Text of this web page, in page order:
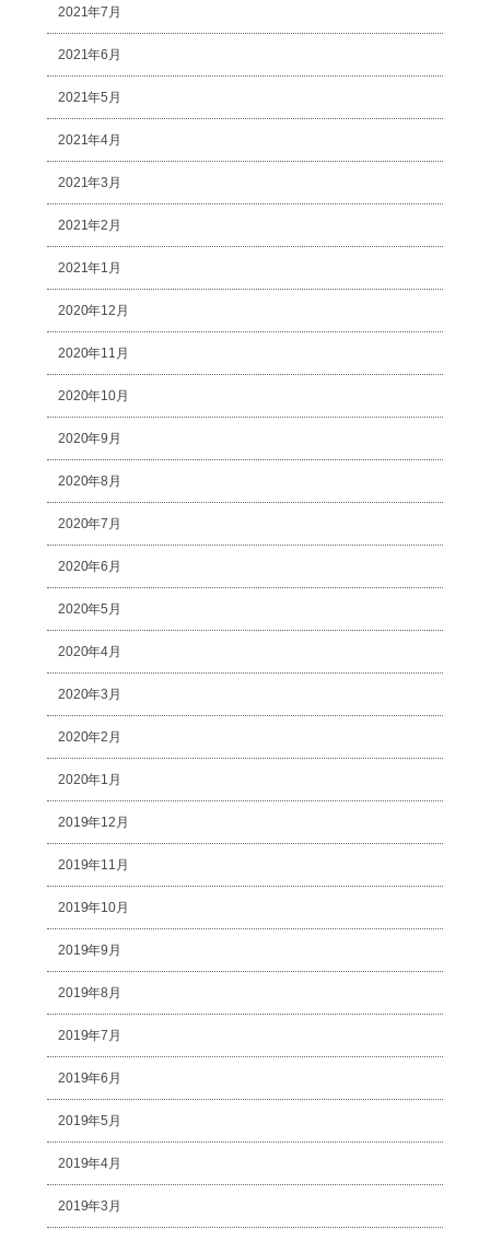
2021年7月
2021年6月
2021年5月
2021年4月
2021年3月
2021年2月
2021年1月
2020年12月
2020年11月
2020年10月
2020年9月
2020年8月
2020年7月
2020年6月
2020年5月
2020年4月
2020年3月
2020年2月
2020年1月
2019年12月
2019年11月
2019年10月
2019年9月
2019年8月
2019年7月
2019年6月
2019年5月
2019年4月
2019年3月